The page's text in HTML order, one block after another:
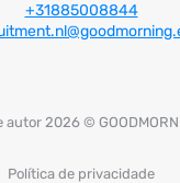
+31885008844
autor 2026 ©
Política de privacidade